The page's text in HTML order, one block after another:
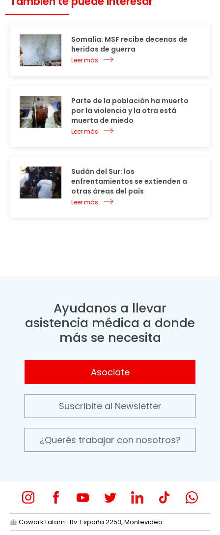
Somalia: MSF recibe decenas de
heridos de guerra
Leer más
Parte de la población ha muerto
por la violencia y la otra está
muerta de miedo
Leer más
Sudán del Sur: los
enfrentamientos se extienden a
otras áreas del país
Leer más
Ayudanos a llevar
asistencia médica a donde
más se necesita
Asociate
Suscribite al Newsletter
¿Querés trabajar con nosotros?
Cowork Latam- Bv. España 2253, Montevideo